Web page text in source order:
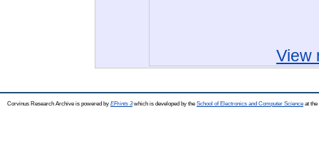
View
Corvinus Research Archive is powered by EPrints 3which is developed by the School of Electronics and Computer Science at